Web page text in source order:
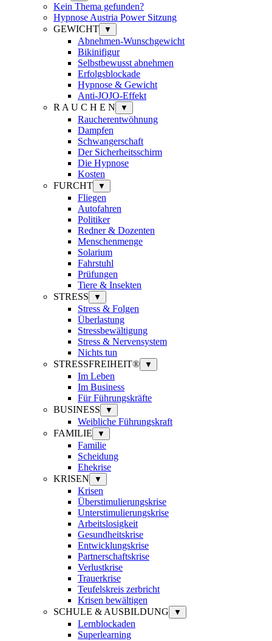
Kein Thema gefunden?
Hypnose Austria Power Sitzung
GEWICHT
▼
Abnehmen-Wunschgewicht
Bikinifigur
Selbstbewusst abnehmen
Erfolgsblockade
Hypnose & Gewicht
Anti-JOJO-Effekt
R A U C H E N
▼
Raucherentwöhnung
Dampfen
Schwangerschaft
Der Sicherheitsschirm
Die Hypnose
Kosten
FURCHT
▼
Fliegen
Autofahren
Politiker
Redner & Dozenten
Menschenmenge
Solarium
Fahrstuhl
Prüfungen
Tiere & Insekten
STRESS
▼
Stress & Folgen
Überlastung
Stressbewältigung
Stress & Nervensystem
Nichts tun
STRESSFREIHEIT®
▼
Im Leben
Im Business
Für Führungskräfte
BUSINESS
▼
Weibliche Führungskraft
FAMILIE
▼
Familie
Scheidung
Ehekrise
KRISEN
▼
Krisen
Überstimulierungskrise
Unterstimulierungskrise
Arbeitslosigkeit
Gesundheitskrise
Entwicklungskrise
Partnerschaftskrise
Verlustkrise
Trauerkrise
Teufelskreis zerbricht
Krisen bewältigen
SCHULE & AUSBILDUNG
▼
Lernblockaden
Superlearning